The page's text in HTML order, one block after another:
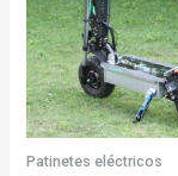
Patinetes eléctricos